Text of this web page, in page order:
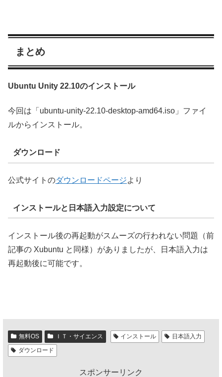
まとめ
Ubuntu Unity 22.10のインストール
今回は「ubuntu-unity-22.10-desktop-amd64.iso」ファイ
ルからインストール。
ダウンロード
公式サイトのダウンロードページより
インストールと日本語入力設定について
インストール後の再起動がスムーズの行われない問題（前
記事の Xubuntu と同様）がありましたが、日本語入力は
再起動後に可能です。
無料OS ＩＴ・サイエンス インストール
日本語入力
ダウンロード
スポンサーリンク